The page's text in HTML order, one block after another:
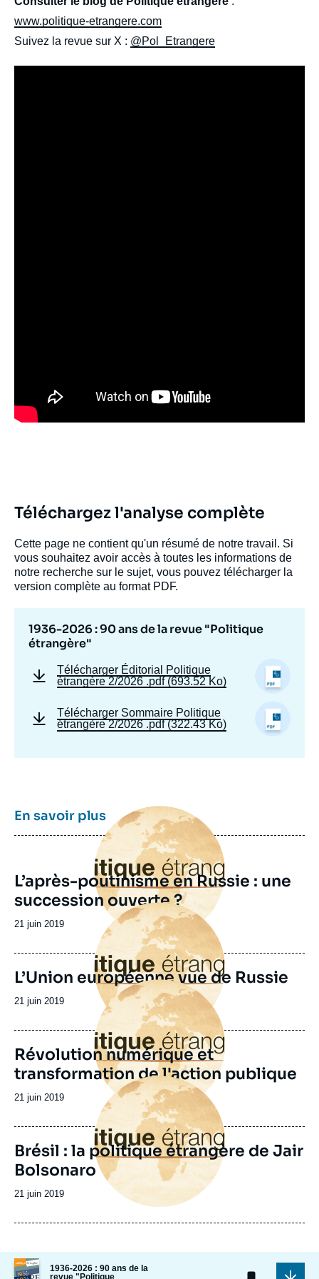
www.politique-etrangere.com
Suivez la revue sur X : @Pol_Etrangere
Téléchargez l'analyse complète
Cette page ne contient qu'un résumé de notre travail. Si
vous souhaitez avoir accès à toutes les informations de
notre recherche sur le sujet, vous pouvez télécharger la
version complète au format PDF.
1936-2026 : 90 ans de la revue "Politique
étrangère"
Télécharger Éditorial Politique
étrangère 2/2026 .pdf (693.52 Ko)
Télécharger Sommaire Politique
étrangère 2/2026.pdf (322.43 Ko)
En savoir plusImage
principale
L’après-poutinisme en Russie : une
succession ouverte ?
Date
publication
21 juin 2019
Image
principale
L’Union européenne vue de Russie
Date
publication
21 juin 2019
Image
principale
Révolution numérique et
transformation de l'action publique
Date
publication
21 juin 2019
Image
principale
Brésil : la politique étrangère de Jair
Bolsonaro
Date
publication
21 juin 2019
Image
de
1936-2026 : 90 ans de la